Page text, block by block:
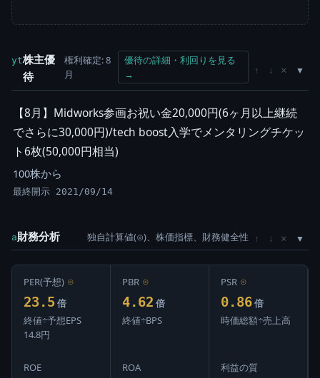
yt株主優
待
権利確定: 8
月
優待の詳細・利回りを見る
→
↑ ↓ ×
【8月】Midworks参画お祝い金20,000円(6ヶ月以上継続
でさらに30,000円)/tech boost入学でメンタリングチケッ
ト6枚(50,000円相当)
100株から
最終開示 2021/09/14
a財務分析 独自計算値(⊙)、株価指標、財務健全性 ↑ ↓ ×
PER(予想) ⊙
23.5 倍
終値÷予想EPS
14.8円
PBR ⊙
4.62 倍
終値÷BPS
PSR ⊙
0.86 倍
時価総額÷売上高
ROE ROA 利益の質